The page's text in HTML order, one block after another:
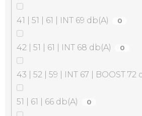
41 | 51 | 61 | INT 69 db(A) 0
42 | 51 | 61 | INT 68 db(A) 0
43 | 52 | 59 | INT 67 | BOOST 72
51 | 61 | 66 db(A) 0